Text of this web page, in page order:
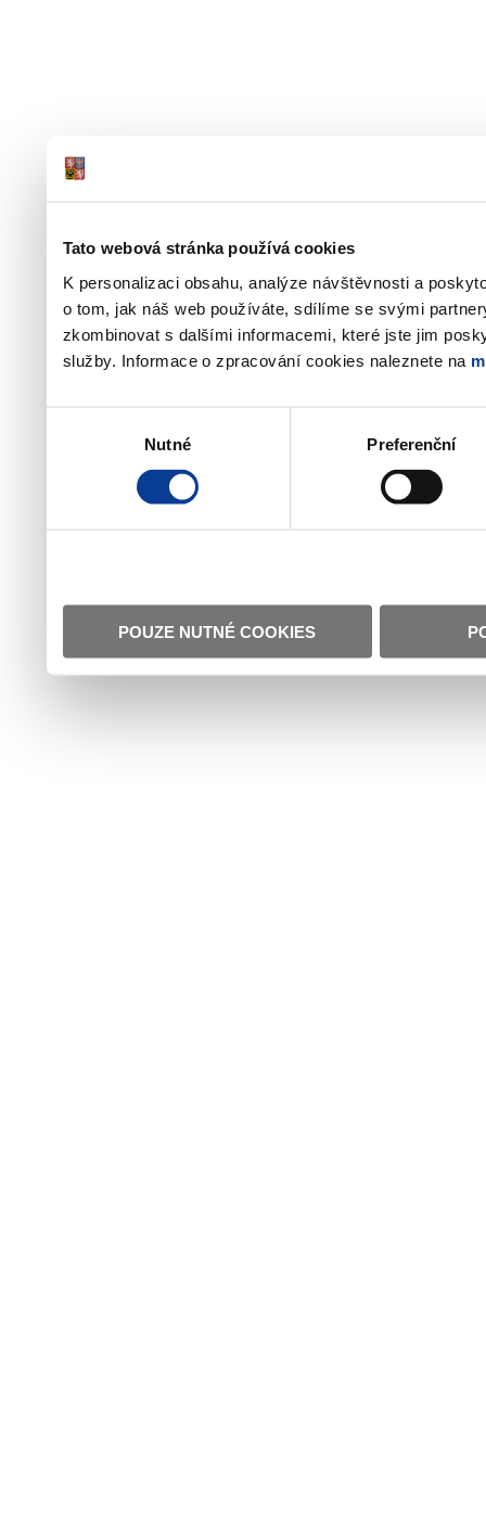
Tato webová stránka používá cookies
K personalizaci obsahu, analýze návštěvnosti a
o tom, jak náš web používáte, sdílíme se svými
zkombinovat s dalšími informacemi, které jste jim
služby. Informace o zpracování cookies naleznete na
Nutné Preferenční
POUZE NUTNÉ COOKIES